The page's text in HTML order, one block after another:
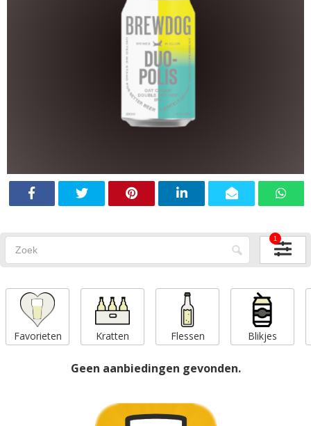
1
Favorieten Kratten Flessen Blikjes
Geen aanbiedingen gevonden.